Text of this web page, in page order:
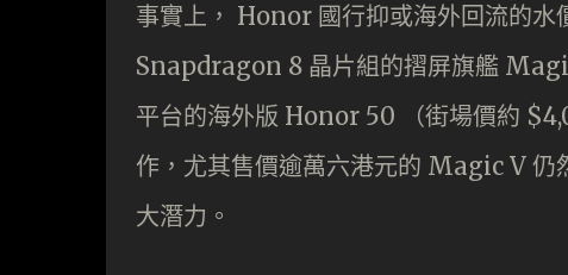
事實上， Honor 國行抑或海外回流的水
Snapdragon 8 晶片組的摺屏旗艦
平台的海外版 Honor 50 （街場價約
作，尤其售價逾萬六港元的 Magic V
大潛力。